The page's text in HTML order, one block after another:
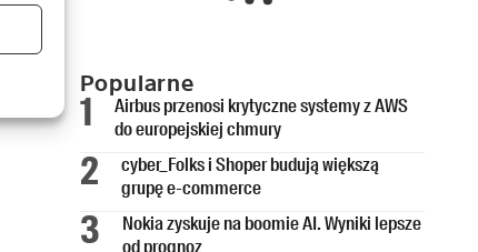
Popularne
Airbus przenosi krytyczne systemy z AWS
do europejskiej chmury
cyber_Folks i Shoper budują większą
grupę e-commerce
Nokia zyskuje na boomie AI. Wyniki lepsze
od prognoz